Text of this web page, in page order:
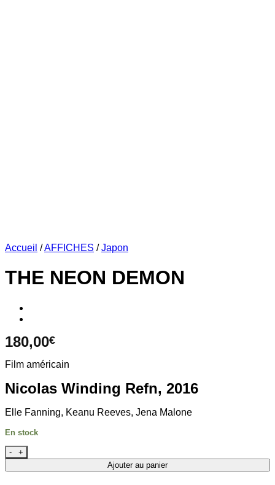
Accueil /AFFICHES / Japon
THE NEON DEMON
180,00€
Film américain
Nicolas Winding Refn, 2016
Elle Fanning, Keanu Reeves, Jena Malone
En stock
quantité de THE NEON DEMON
Ajouter au panier